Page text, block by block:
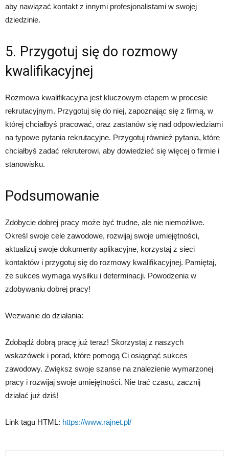
aby nawiązać kontakt z innymi profesjonalistami w swojej
dziedzinie.
5. Przygotuj się do rozmowy
kwalifikacyjnej
Rozmowa kwalifikacyjna jest kluczowym etapem w procesie
rekrutacyjnym. Przygotuj się do niej, zapoznając się z firmą, w
której chciałbyś pracować, oraz zastanów się nad odpowiedziami
na typowe pytania rekrutacyjne. Przygotuj również pytania, które
chciałbyś zadać rekruterowi, aby dowiedzieć się więcej o firmie i
stanowisku.
Podsumowanie
Zdobycie dobrej pracy może być trudne, ale nie niemożliwe.
Określ swoje cele zawodowe, rozwijaj swoje umiejętności,
aktualizuj swoje dokumenty aplikacyjne, korzystaj z sieci
kontaktów i przygotuj się do rozmowy kwalifikacyjnej. Pamiętaj,
że sukces wymaga wysiłku i determinacji. Powodzenia w
zdobywaniu dobrej pracy!
Wezwanie do działania:
Zdobądź dobrą pracę już teraz! Skorzystaj z naszych
wskazówek i porad, które pomogą Ci osiągnąć sukces
zawodowy. Zwiększ swoje szanse na znalezienie wymarzonej
pracy i rozwijaj swoje umiejętności. Nie trać czasu, zacznij
działać już dziś!
Link tagu HTML: https://www.rajnet.pl/